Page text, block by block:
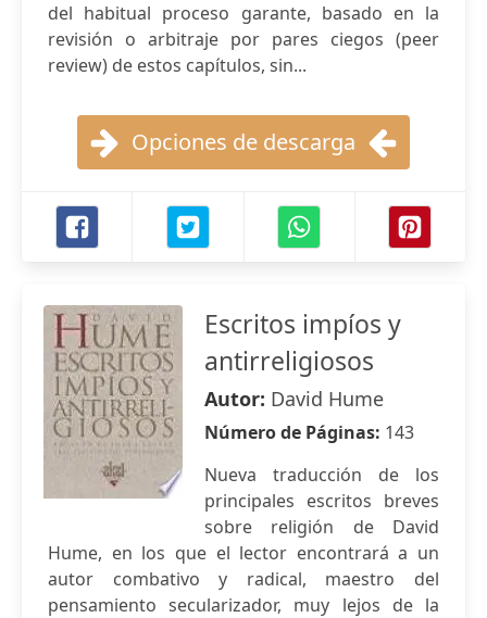
del habitual proceso garante, basado en la
revisión o arbitraje por pares ciegos (peer
review) de estos capítulos, sin...
Opciones de descarga
Escritos impíos y
antirreligiosos
Autor: David Hume
Número de Páginas: 143
Nueva traducción de los
principales escritos breves
sobre religión de David
Hume, en los que el lector encontrará a un
autor combativo y radical, maestro del
pensamiento secularizador, muy lejos de la